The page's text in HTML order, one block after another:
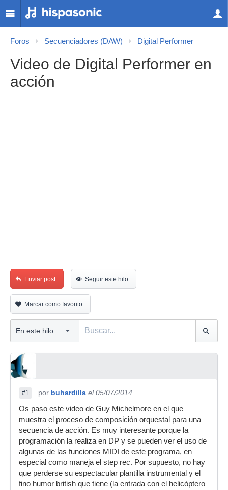
Foros Secuenciadores (DAW) Digital Performer
Video de Digital Performer en
acción
Enviar post Seguir este hilo
Marcar como favorito
#1 por buhardilla el 05/07/2014
Os paso este video de Guy Michelmore en el que
muestra el proceso de composición orquestal para una
secuencia de acción. Es muy interesante porque la
programación la realiza en DP y se pueden ver el uso de
algunas de las funciones MIDI de este programa, en
especial como maneja el step rec. Por supuesto, no hay
que perderse su espectacular plantilla instrumental y el
fino humor british que tiene (la entrada con el helicóptero